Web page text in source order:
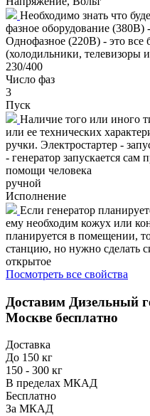
Необходимо знать что
фазное оборудование (380В)
Однофазное (220В) - это все
(холодильники, телевизоры
230/400
Число фаз
3
Пуск
Наличие того или иного
или ее технических
ручки. Электростартер -
- генератор запускается
помощи человека
ручной
Исполнение
Если генератор
ему необходим кожух или
планируется в помещении,
станцию, но нужно сделать
открытое
Посмотреть все свойства
Доставим Дизельный
Москве бесплатно
Доставка
До 150 кг
150 - 300 кг
В пределах МКАД
Бесплатно
За МКАД